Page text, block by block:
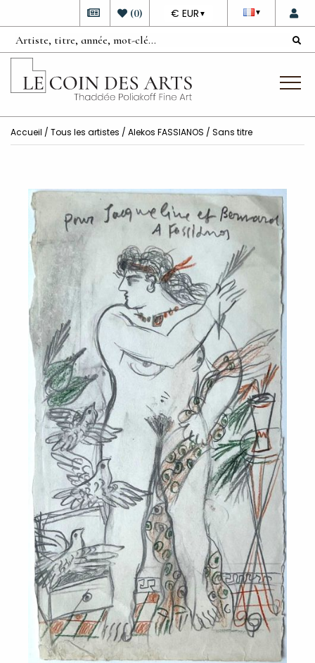
▼
DEVISE
€ EUR ▼
(0)
Accueil / Tous les artistes / Alekos FASSIANOS / Sans titre